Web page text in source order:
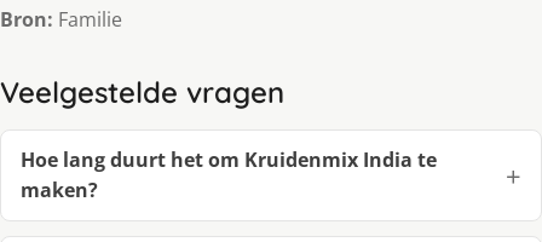
Bron: Familie
Veelgestelde vragen
Hoe lang duurt het om Kruidenmix India te
maken?